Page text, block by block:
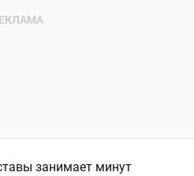
занимает минут